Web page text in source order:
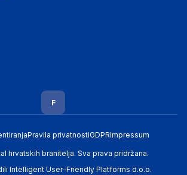
F
Pravila privatnostiGDPRImpressum
hrvatskih branitelja. Sva prava pridržana.
Intelligent User-Friendly Platforms d.o.o.